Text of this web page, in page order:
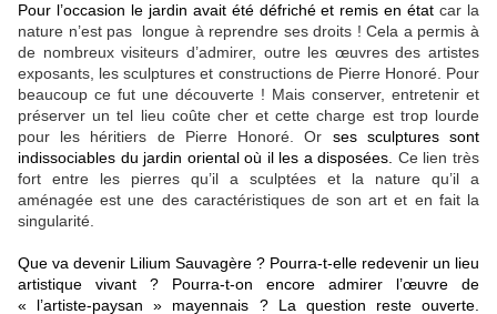
Pour l’occasion le jardin avait été défriché et remis en état car la
nature n’est pas longue à reprendre ses droits ! Cela a permis à
de nombreux visiteurs d’admirer, outre les œuvres des artistes
exposants, les sculptures et constructions de Pierre Honoré. Pour
beaucoup ce fut une découverte ! Mais conserver, entretenir et
préserver un tel lieu coûte cher et cette charge est trop lourde
pour les héritiers de Pierre Honoré. Or ses sculptures sont
indissociables du jardin oriental où il les a disposées. Ce lien très
fort entre les pierres qu’il a sculptées et la nature qu’il a
aménagée est une des caractéristiques de son art et en fait la
singularité.
Que va devenir Lilium Sauvagère ? Pourra-t-elle redevenir un lieu
artistique vivant ? Pourra-t-on encore admirer l’œuvre de
« l’artiste-paysan » mayennais ? La question reste ouverte.